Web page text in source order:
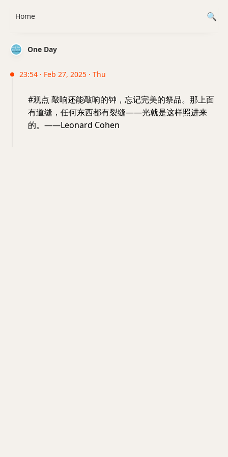
One Day
23:54 · Feb 27, 2025 · Thu
#观点 敲响还能敲响的钟，忘记完美的祭品。那上面
有道缝，任何东西都有裂缝——光就是这样照进来
的。——Leonard Cohen
Home